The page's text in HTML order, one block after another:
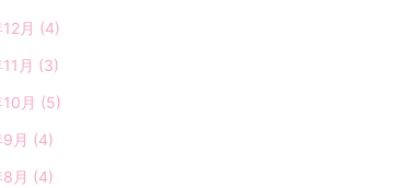
月 (4)
月 (3)
月 (5)
月 (4)
月 (4)